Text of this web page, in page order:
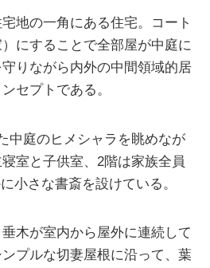
地の一角にある住宅。コート
にすることで全部屋が中庭に
りながら内外の中間領域的居
セプトである。
中庭のヒメシャラを眺めなが
室と子供室、2階は家族全員
小さな書斎を設けている。
木が室内から屋外に連続して
プルな切妻屋根に沿って、葉